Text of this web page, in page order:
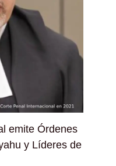
emite Órdenes
y Líderes de